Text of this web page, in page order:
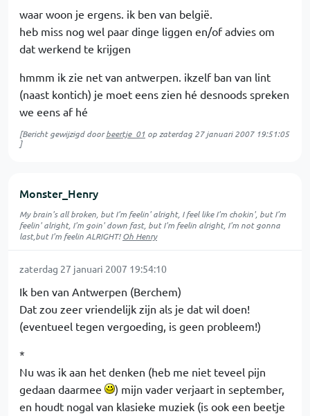
waar woon je ergens. ik ben van belgië.
heb miss nog wel paar dinge liggen en/of advies om
dat werkend te krijgen
hmmm ik zie net van antwerpen. ikzelf ban van lint
(naast kontich) je moet eens zien hé desnoods spreken
we eens af hé
[Bericht gewijzigd doorbeertje_01 op zaterdag 27 januari 2007 19:51:05
]
Monster_Henry
My brain's all broken, but I'm feelin' alright, I feel like I'm chokin', but I'm
feelin' alright, I'm goin' down fast, but I'm feelin alright, I'm not gonna
last,but I'm feelin ALRIGHT!Oh Henry
zaterdag 27 januari 2007 19:54:10
Ik ben van Antwerpen (Berchem)
Dat zou zeer vriendelijk zijn als je dat wil doen!
(eventueel tegen vergoeding, is geen probleem!)
*
Nu was ik aan het denken (heb me niet teveel pijn
gedaan daarmee
) mijn vader verjaart in september,
en houdt nogal van klasieke muziek (is ook een beetje